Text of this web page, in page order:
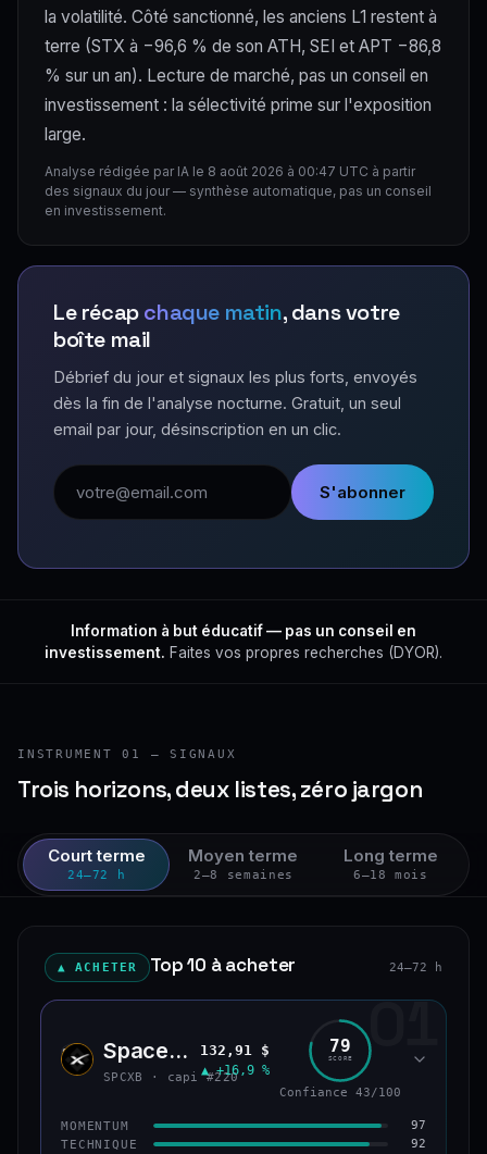
la volatilité. Côté sanctionné, les anciens L1 restent à
terre (STX à −96,6 % de son ATH, SEI et APT −86,8
% sur un an). Lecture de marché, pas un conseil en
investissement : la sélectivité prime sur l'exposition
large.
Analyse rédigée par IA le 8 août 2026 à 00:47 UTC à partir
des signaux du jour — synthèse automatique, pas un conseil
en investissement.
Le récapchaque matin, dans votre
boîte mail
Débrief du jour et signaux les plus forts, envoyés
dès la fin de l'analyse nocturne. Gratuit, un seul
email par jour, désinscription en un clic.
Adresse email
S'abonner
Information à but éducatif — pas un conseil en
investissement. Faites vos propres recherches (DYOR).
INSTRUMENT 01 — SIGNAUX
Trois horizons, deux listes, zéro jargon
Court terme
24–72 h
Moyen terme
2–8 semaines
Long terme
6–18 mois
▲ ACHETER Top 10 à acheter 24–72 h
01
SPCX SpaceX (bStocks Tokenized Stock)
SPCXB · capi #220
132,91 $
▲ +16,9 %
79
SCORE
Confiance 43/100
MOMENTUM 97
TECHNIQUE 92